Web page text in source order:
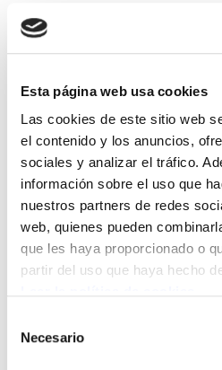
Esta página web usa cookies
Las cookies de este sitio web
el contenido y los anuncios,
sociales y analizar el tráfico.
información sobre el uso que
nuestros partners de redes
web, quienes pueden
que les haya proporcionado o
partir del uso que haya hecho
Necesario
mata&rdquo; se han
octubre varias
participantes en esta
entregado a los
informativa sobre el
condiciones laborales
En la reunión del comité director celebrada
marzo, la Sección de Transporte por
consecutivo llevar a cabo una semana de
A lo largo de las tres últimas décadas, la